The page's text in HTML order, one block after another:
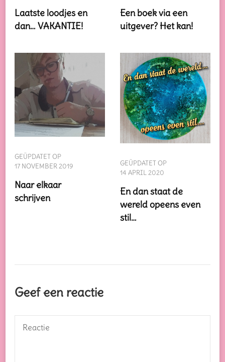
Laatste loodjes en
dan… VAKANTIE!
Een boek via een
uitgever? Het kan!
GEÜPDATET OP
17 NOVEMBER 2019
Naar elkaar
schrijven
GEÜPDATET OP
14 APRIL 2020
En dan staat de
wereld opeens even
stil…
Geef een reactie